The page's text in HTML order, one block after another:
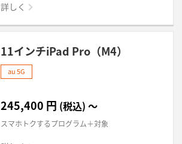
詳しく
11インチiPad Pro（M4）
au 5G
245,400 円 (税込) ～
スマホトクするプログラム＋対象